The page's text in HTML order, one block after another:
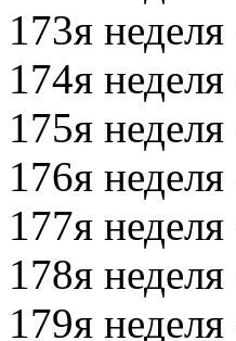
173я
174я
175я
176я
177я
178я
179я